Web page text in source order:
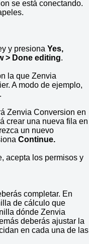
se está conectando.
y presiona Yes,
> Done editing.
la que Zenvia
A modo de ejemplo,
Zenvia Conversion en
crear una nueva fila en
un nuevo
Continue.
acepta los permisos y
completar. En
de cálculo que
dónde Zenvia
deberás ajustar la
en cada una de las